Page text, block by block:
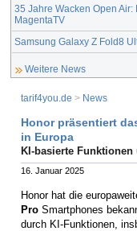
35 Jahre Wacken Open
MagentaTV
Samsung Galaxy Z Fold8
Weitere News
tarif4you.de > News
Honor präsentiert
in Europa
KI-basierte Funktionen
16. Januar 2025
Honor hat die
Pro Smartphones
durch KI-Funktionen,